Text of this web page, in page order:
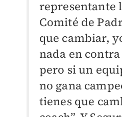
representante
Comité de
que cambiar,
nada en
pero si un
no gana
tienes que